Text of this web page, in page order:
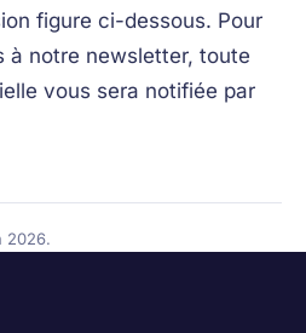
figure ci-dessous. Pour
à notre newsletter, toute
vous sera notifiée par
2026.